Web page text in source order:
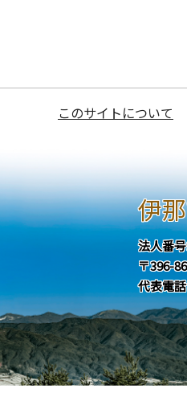
このサイトについて
伊
法人番
〒396-
代表電